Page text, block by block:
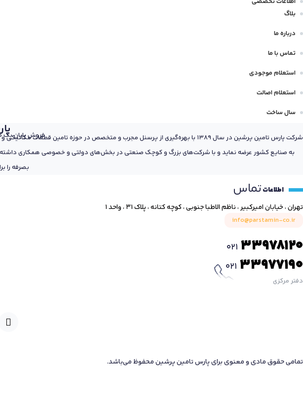
بلاگ
درباره ما
تماس با ما
استعلام موجودی
استعلام اصالت
سال ساخت
فروش پایان یک
شرکت پارس تامین پرشین در سال 1389 با بهره‌گیری از پرسنل مجرب و متخصص در
به صنایع کشور عرضه نماید و با شرکت‌های بزرگ و کوچک صنعتی در بخش‌های دولتی و خصوصی همکاری داشته
بصرفه را
اطلاعاتتماس
تهران ، خیابان امیرکبیر ، ناظم الاطبا جنوبی ، کوچه کتانه ، پلاک ۳۱ ، واحد ۱
info@parstamin-co.ir
021 33978120
021 33977190
دفتر مرکزی
تمامی حقوق مادی و معنوی برای پارس تامین پرشین محفوظ می‌باشد.